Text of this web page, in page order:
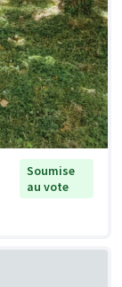
Soumise
au vote